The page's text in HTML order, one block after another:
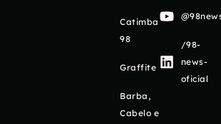
Catimba
98
Graffite
Barba,
Cabelo e
/98-
news-
oficial